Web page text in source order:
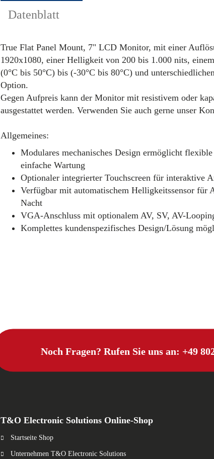
Datenblatt
True Flat Panel Mount, 7" LCD Monitor, mit einer
1920x1080, einer Helligkeit von 200 bis 1.000 nits,
(0°C bis 50°C) bis (-30°C bis 80°C) und
Option.
Gegen Aufpreis kann der Monitor mit resistivem oder
ausgestattet werden. Verwenden Sie auch gerne unser
Allgemeines:
Modulares mechanisches Design ermöglicht
einfache Wartung
Optionaler integrierter Touchscreen für interaktive
Verfügbar mit automatischem Helligkeitssensor für
Nacht
VGA-Anschluss mit optionalem AV, SV, AV-
Komplettes kundenspezifisches Design/Lösung
Noch Fragen? Rufen Sie uns an: +49
T&O Electronic Solutions Online-Shop
Startseite Shop
Unternehmen T&O Electronic Solutions